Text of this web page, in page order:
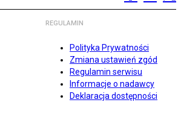
REGULAMIN
Polityka Prywatności
Zmiana ustawień zgód
Regulamin serwisu
Informacje o nadawcy
Deklaracja dostępności